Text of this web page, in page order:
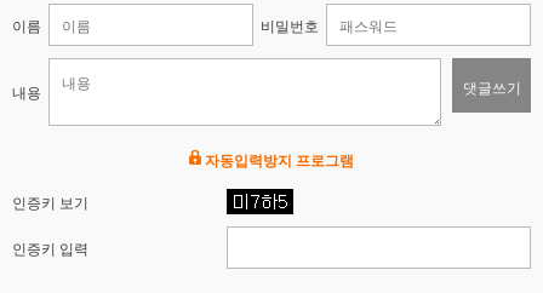
이름 비밀번호
내용 댓글쓰기
자동입력방지 프로그램
인증키 보기
인증키 입력